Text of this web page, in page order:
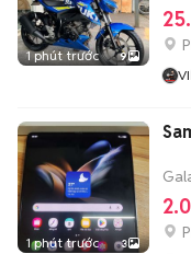
1 phút trước 9
1 phút trước 3